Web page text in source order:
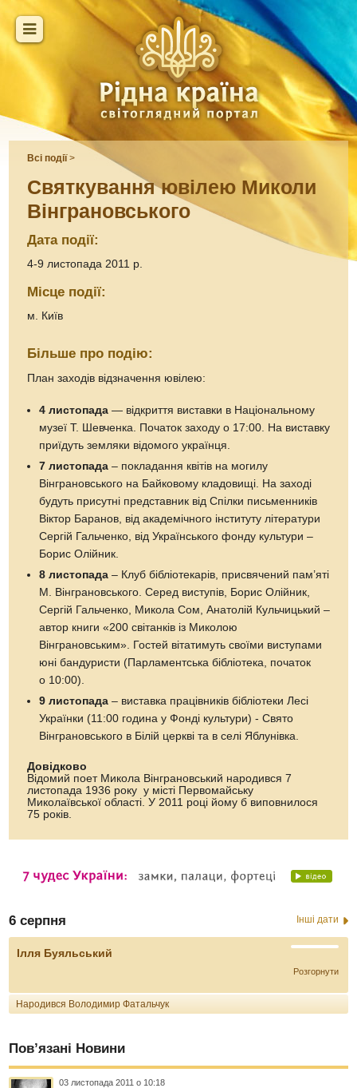
Всі події>
Святкування ювілею Миколи
Вінграновського
Дата події:
4-9 листопада 2011 р.
Місце події:
м. Київ
Більше про подію:
План заходів відзначення ювілею:
4 листопада — відкриття виставки в Національному
музеї Т. Шевченка. Початок заходу о 17:00. На виставку
приїдуть земляки відомого українця.
7 листопада – покладання квітів на могилу
Вінграновського на Байковому кладовищі. На заході
будуть присутні представник від Спілки письменників
Віктор Баранов, від академічного інституту літератури
Сергій Гальченко, від Українського фонду культури –
Борис Олійник.
8 листопада – Клуб бібліотекарів, присвячений пам’яті
М. Вінграновського. Серед виступів, Борис Олійник,
Сергій Гальченко, Микола Сом, Анатолій Кульчицький –
автор книги «200 світанків із Миколою
Вінграновським». Гостей вітатимуть своїми виступами
юні бандуристи (Парламентська бібліотека, початок
о 10:00).
9 листопада – виставка працівників бібліотеки Лесі
Українки (11:00 година у Фонді культури) - Свято
Вінграновського в Білій церкві та в селі Яблунівка.
Довідково
Відомий поет Микола Вінграновський народився 7
листопада 1936 року у місті Первомайську
Миколаївської області. У 2011 році йому б виповнилося
75 років.
6 серпня Інші дати
Ілля Буяльський
Розгорнути
Народився Володимир Фатальчук
Пов’язані Новини
03 листопада 2011 о 10:18